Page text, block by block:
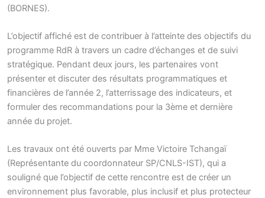
(BORNES).
L’objectif affiché est de contribuer à l’atteinte des objectifs du
programme RdR à travers un cadre d’échanges et de suivi
stratégique. Pendant deux jours, les partenaires vont
présenter et discuter des résultats programmatiques et
financières de l’année 2, l’atterrissage des indicateurs, et
formuler des recommandations pour la 3ème et dernière
année du projet.
Les travaux ont été ouverts par Mme Victoire Tchangaï
(Représentante du coordonnateur SP/CNLS-IST), qui a
souligné que l’objectif de cette rencontre est de créer un
environnement plus favorable, plus inclusif et plus protecteur